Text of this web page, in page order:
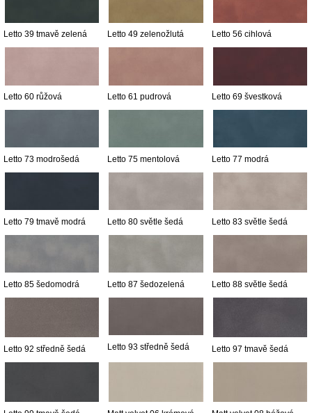
Letto 39 tmavě zelená Letto 49 zelenožlutá Letto 56 cihlová
Letto 60 růžová Letto 61 pudrová Letto 69 švestková
Letto 73 modrošedá Letto 75 mentolová Letto 77 modrá
Letto 79 tmavě modrá Letto 80 světle šedá Letto 83 světle šedá
Letto 85 šedomodrá Letto 87 šedozelená Letto 88 světle šedá
Letto 92 středně šedá Letto 93 středně šedá Letto 97 tmavě šedá